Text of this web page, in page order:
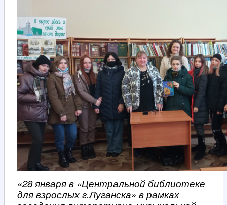
«28 января в «Центральной библиотеке
для взрослых г.Луганска» в рамках